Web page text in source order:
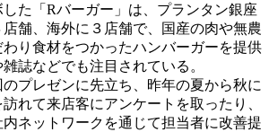
た「Rバーガー」は、プランタン銀座
舗、海外に３店舗で、国産の肉や無農
り食材をつかったハンバーガーを提供
誌などでも注目されている。
プレゼンに先立ち、昨年の夏から秋に
れて来店客にアンケートを取ったり、
内ネットワークを通じて担当者に改善提